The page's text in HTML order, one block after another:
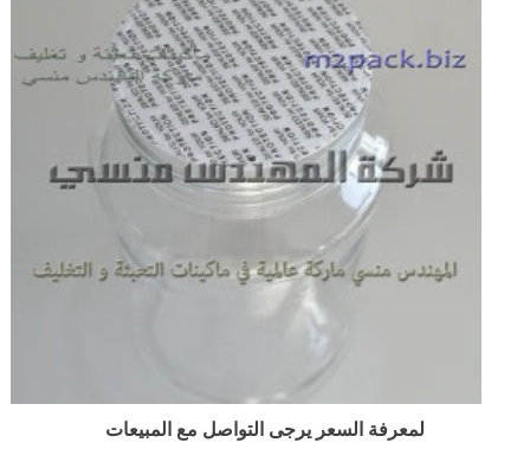
لمعرفة السعر يرجى التواصل مع المبيعات